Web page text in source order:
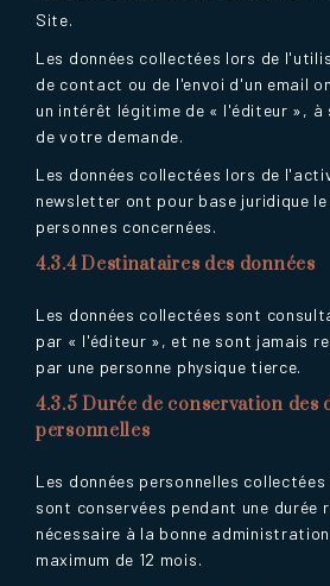
Site.
Les données collectées lors de
de contact ou de l'envoi d'un email
un intérêt légitime de « l'éditeur »,
de votre demande.
Les données collectées lors de
newsletter ont pour base juridique
personnes concernées.
4.3.4 Destinataires des données
Les données collectées sont
par « l'éditeur », et ne sont jamais
par une personne physique tierce.
4.3.5 Durée de conservation des
personnelles
Les données personnelles
sont conservées pendant une durée
nécessaire à la bonne
maximum de 12 mois.